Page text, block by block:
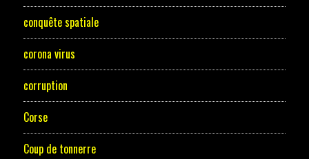
conquête spatiale
corona virus
corruption
Corse
Coup de tonnerre